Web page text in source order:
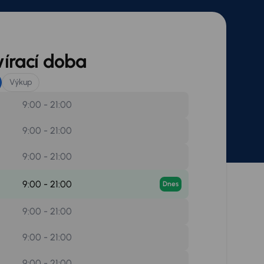
doba
Výkup
9:00 - 21:00
9:00 - 21:00
9:00 - 21:00
9:00 - 21:00 Dnes
9:00 - 21:00
9:00 - 21:00